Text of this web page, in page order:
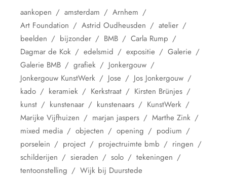
aankopen amsterdam
Arnhem
Art Foundation
Astrid Oudheusden
atelier
beelden
bijzonder BMB
Carla Rump
Dagmar de Kok
edelsmid expositie
Galerie
Galerie BMB
grafiek
Jonkergouw
Jonkergouw KunstWerk
Jose
Jos Jonkergouw
kado
keramiek Kerkstraat
Kirsten Brünjes
kunst
kunstenaar kunstenaars
KunstWerk
Marijke Vijfhuizen
marjan jaspers
Marthe Zink
mixed media
objecten opening
podium
porselein
project projectruimte bmb
ringen
schilderijen
sieraden solo
tekeningen
tentoonstelling
Wijk bij Duurstede